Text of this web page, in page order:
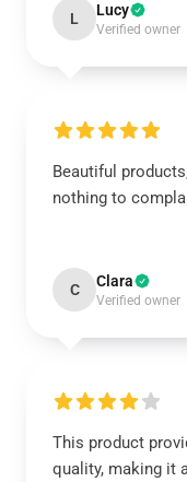
L Lucy
Verified owner
Beautiful
nothing to
C Clara
Verified owner
This product
quality, making it